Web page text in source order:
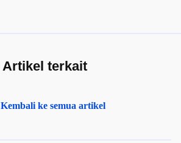
Artikel terkait
Kembali ke semua artikel